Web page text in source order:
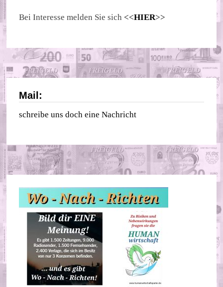
Bei Interesse melden Sie sich <<HIER>>
Mail:
schreibe uns doch eine Nachricht